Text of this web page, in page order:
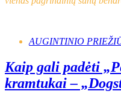
AUGINTINIO
Kaip gali padėti
kramtukai –